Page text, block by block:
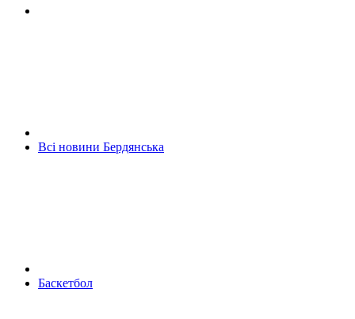
Всі новини Бердянська
Баскетбол